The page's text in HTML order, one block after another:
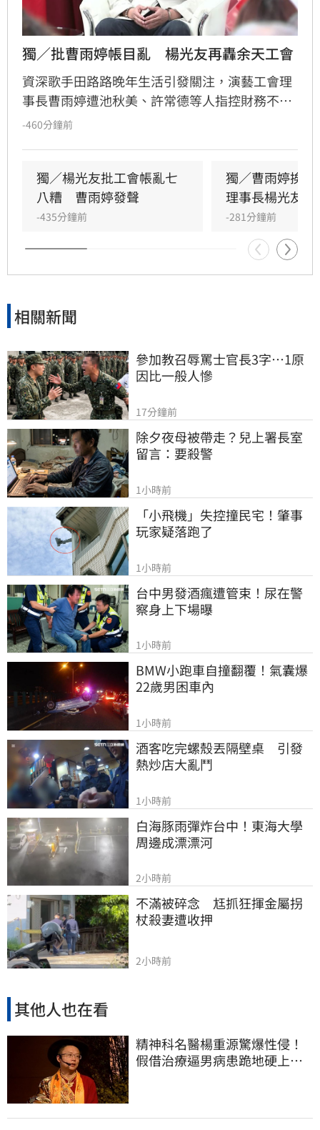
獨／批曹雨婷帳目亂　楊光友再轟余天工會
資深歌手田路路晚年生活引發關注，演藝工會理
事長曹雨婷遭池秋美、許常德等人指控財務不透
明及未照顧資深藝人，引發演藝圈軒然大波。針
會無關，更直言演藝圈工會林立現象混亂，強調
自己成立的台灣演藝人員協會運作順利，不願捲
入紛爭。這場關於藝人工會權益與財務管理的爭
議，隨著各界大咖發聲，讓演藝圈內部矛盾浮上
檯面，也凸顯了資深藝人照護制度的結構性問
題，引發社會廣泛關注與討論。
-460分鐘前
獨／楊光友批工會帳亂七
八糟　曹雨婷發聲
-435分鐘前
獨／曹雨婷挨
理事長楊光友開
-281分鐘前
相關新聞
參加教召辱罵士官長3字…1原
因比一般人慘
17分鐘前
除夕夜母被帶走？兒上署長室
留言：要殺警
1小時前
「小飛機」失控撞民宅！肇事
玩家疑落跑了
1小時前
台中男發酒瘋遭管束！尿在警
察身上下場曝
1小時前
BMW小跑車自撞翻覆！氣囊爆
22歲男困車內
1小時前
酒客吃完螺殼丟隔壁桌　引發
熱炒店大亂鬥
1小時前
白海豚雨彈炸台中！東海大學
周邊成漂漂河
2小時前
不滿被碎念　尪抓狂揮金屬拐
杖殺妻遭收押
2小時前
其他人也在看
精神科名醫楊重源驚爆性侵！
假借治療逼男病患跪地硬上…